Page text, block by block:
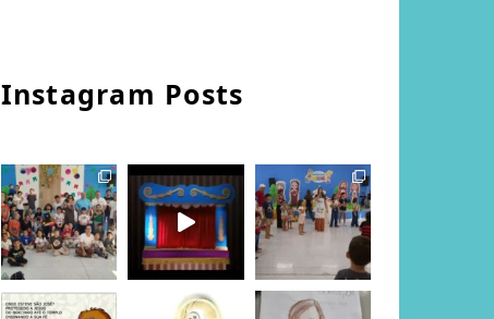
Instagram Posts